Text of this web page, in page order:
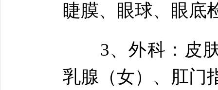
睫膜、眼球、眼底
3、外科：皮肤
乳腺（女）、肛门